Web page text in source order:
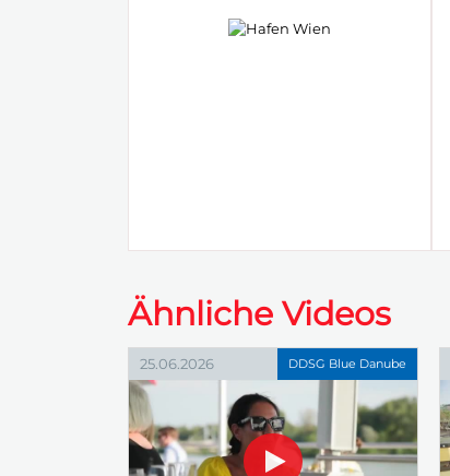
Ähnliche Videos
25.06.2026 DDSG Blue Danube